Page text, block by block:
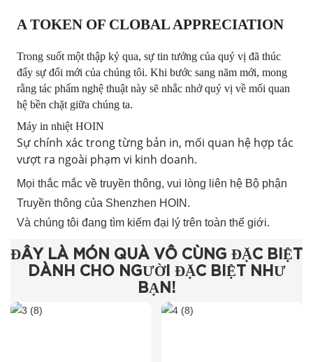
A TOKEN OF CLOBAL APPRECIATION
Trong suốt một thập kỷ qua, sự tin tưởng của quý vị đã thúc
đẩy sự đổi mới của chúng tôi. Khi bước sang năm mới, mong
rằng tác phẩm nghệ thuật này sẽ nhắc nhở quý vị về mối quan
hệ bền chặt giữa chúng ta.
Máy in nhiệt HOIN
Sự chính xác trong từng bản in, mối quan hệ hợp tác
vượt ra ngoài phạm vi kinh doanh.
Mọi thắc mắc về truyền thông, vui lòng liên hệ Bộ phận
Truyền thông của Shenzhen HOIN.
Và chúng tôi đang tìm kiếm đại lý trên toàn thế giới.
ĐÂY LÀ MÓN QUÀ VÔ CÙNG ĐẶC BIỆT
DÀNH CHO NGƯỜI ĐẶC BIỆT NHƯ
BẠN!